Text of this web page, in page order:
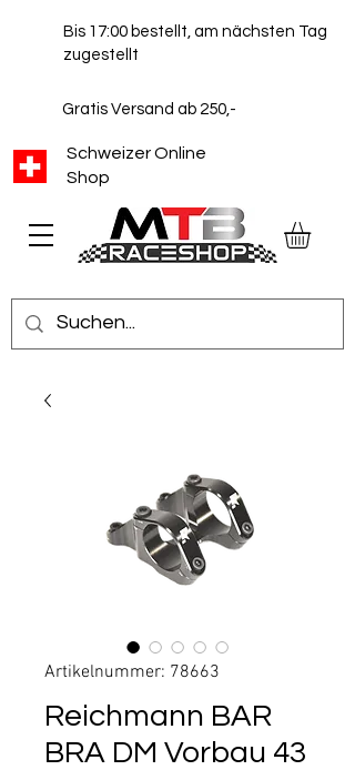
Schweizer Online
Shop
Bis 17:00 bestellt, am nächsten Tag
zugestellt
Gratis Versand ab 250,-
Artikelnummer: 78663
Reichmann BAR
BRA DM Vorbau 43